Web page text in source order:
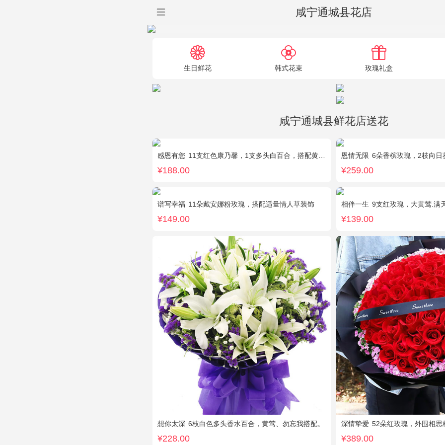
咸宁通城县花店
生日鲜花 韩式花束 玫瑰礼盒
咸宁通城县鲜花店送花
感恩有您 11支红色康乃馨，1支多头白百合，搭配黄莺、满天星。
¥188.00
恩情无限 6朵香槟玫瑰，2枝向日葵，蓝色
¥259.00
谱写幸福 11朵戴安娜粉玫瑰，搭配适量情人草装饰
¥149.00
相伴一生 9支红玫瑰，大黄莺.满
¥139.00
想你太深 6枝白色多头香水百合，黄莺、勿忘我搭配。
¥228.00
深情挚爱 52朵红玫瑰，外围相思
¥389.00